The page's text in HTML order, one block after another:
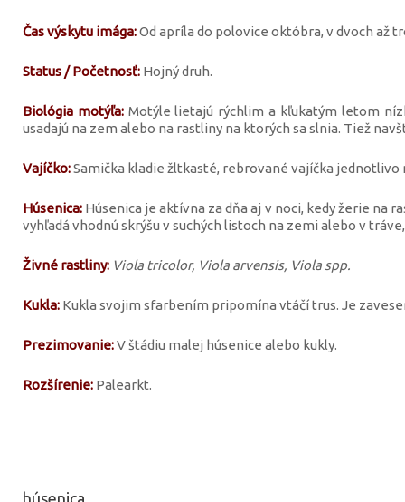
Čas výskytu imága:Od apríla do polovice októbra, v dvoch až
Status / Početnosť: Hojný druh.
Biológia motýľa:Motýle lietajú rýchlim a kľukatým letom
usadajú na zem alebo na rastliny na ktorých sa slnia. Tiež
Vajíčko:Samička kladie žltkasté, rebrované vajíčka jednotlivo
Húsenica: Húsenica je aktívna za dňa aj v noci, kedy žerie na
vyhľadá vhodnú skrýšu v suchých listoch na zemi alebo v
Živné rastliny: Viola tricolor, Viola arvensis, Viola spp.
Kukla: Kukla svojim sfarbením pripomína vtáčí trus. Je
Prezimovanie:V štádiu malej húsenice alebo kukly.
Rozšírenie: Palearkt.
húsenica